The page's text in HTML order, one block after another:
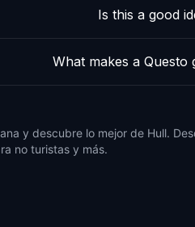
Is this a good
What makes a
y descubre lo mejor de Hull.
no turistas y más.